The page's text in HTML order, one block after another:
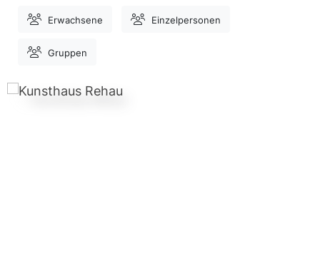
Erwachsene Einzelpersonen
Gruppen